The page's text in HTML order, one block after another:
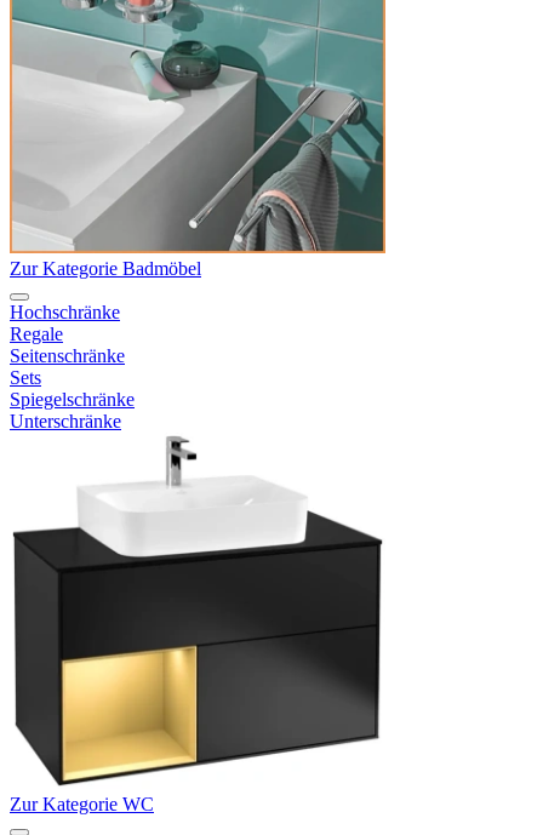
Zur Kategorie Badmöbel
Hochschränke
Regale
Seitenschränke
Sets
Spiegelschränke
Unterschränke
Zur Kategorie WC